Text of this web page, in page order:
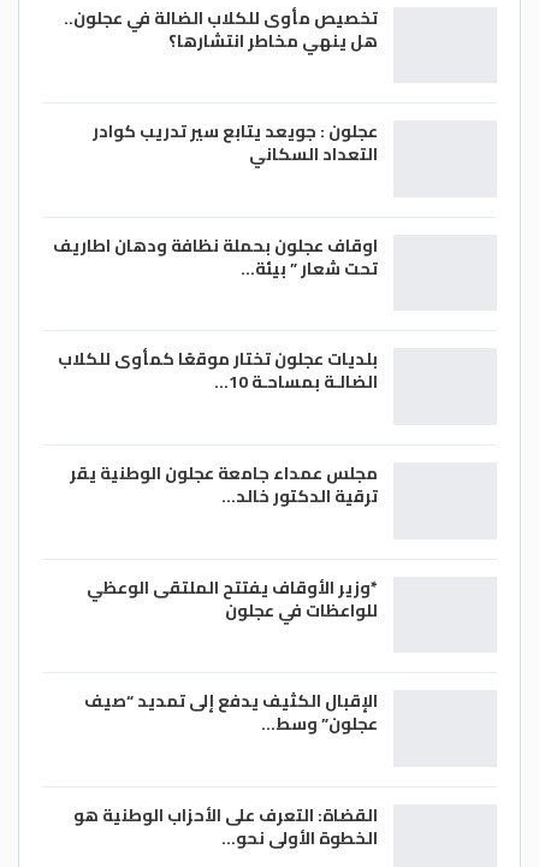
تخصيص مأوى للكلاب الضالة في عجلون..
هل ينهي مخاطر انتشارها؟
عجلون : جويعد يتابع سير تدريب كوادر
التعداد السكاني
اوقاف عجلون بحملة نظافة ودهان اطاريف
تحت شعار ” بيئة…
بلديات عجلون تختار موقعًا كمأوى للكلاب
الضالـة بمساحـة 10…
مجلس عمداء جامعة عجلون الوطنية يقر
ترقية الدكتور خالد…
*وزير الأوقاف يفتتح الملتقى الوعظي
للواعظات في عجلون
الإقبال الكثيف يدفع إلى تمديد “صيف
عجلون” وسط…
القضاة: التعرف على الأحزاب الوطنية هو
الخطوة الأولى نحو…